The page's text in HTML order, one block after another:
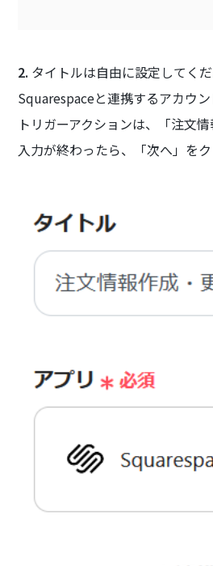
2. タイトルは自由に設定してくだ
Squarespaceと連携するアカウン
トリガーアクションは、「注文
入力が終わったら、「次へ」をク